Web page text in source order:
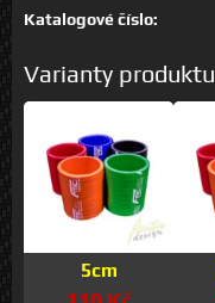
Katalogové číslo:
Varianty produktu
5cm